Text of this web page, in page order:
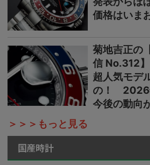
価格はいま
菊地吉正の
信 No.312
超人気モデ
の！ 2026
今後の動向
＞＞＞もっと見る
国産時計